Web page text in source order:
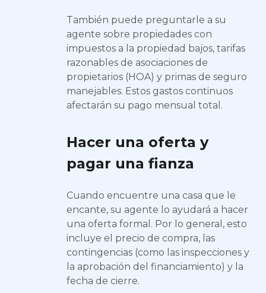
También puede preguntarle a su
agente sobre propiedades con
impuestos a la propiedad bajos, tarifas
razonables de asociaciones de
propietarios (HOA) y primas de seguro
manejables. Estos gastos continuos
afectarán su pago mensual total.
Hacer una oferta y
pagar una fianza
Cuando encuentre una casa que le
encante, su agente lo ayudará a hacer
una oferta formal. Por lo general, esto
incluye el precio de compra, las
contingencias (como las inspecciones y
la aprobación del financiamiento) y la
fecha de cierre.